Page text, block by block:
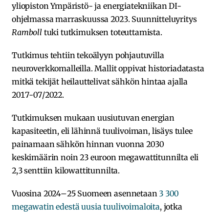
yliopiston Ympäristö- ja energiatekniikan DI-
ohjelmassa marraskuussa 2023. Suunnitteluyritys
Rambolltuki tutkimuksen toteuttamista.
Tutkimus tehtiin tekoälyyn pohjautuvilla
neuroverkkomalleilla. Mallit oppivat historiadatasta
mitkä tekijät heilauttelivat sähkön hintaa ajalla
2017-07/2022.
Tutkimuksen mukaan uusiutuvan energian
kapasiteetin, eli lähinnä tuulivoiman, lisäys tulee
painamaan sähkön hinnan vuonna 2030
keskimäärin noin 23 euroon megawattitunnilta eli
2,3 senttiin kilowattitunnilta.
Vuosina 2024–25 Suomeen asennetaan 3 300
megawatin edestä uusia tuulivoimaloita, jotka